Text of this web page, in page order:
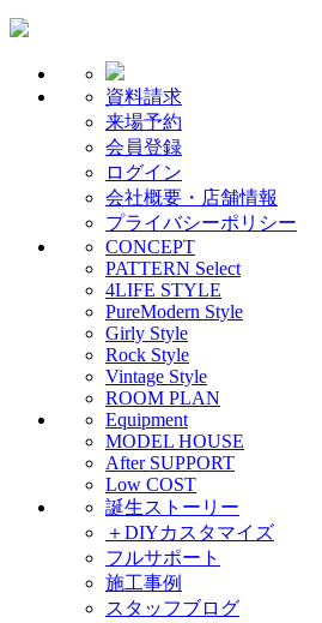
資料請求
来場予約
会員登録
ログイン
会社概要・店舗情報
プライバシーポリシー
CONCEPT
PATTERN Select
4LIFE STYLE
PureModern Style
Girly Style
Rock Style
Vintage Style
ROOM PLAN
Equipment
MODEL HOUSE
After SUPPORT
Low COST
誕生ストーリー
＋DIYカスタマイズ
フルサポート
施工事例
スタッフブログ